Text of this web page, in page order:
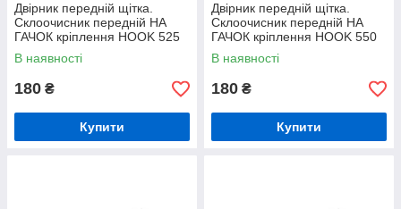
Двірник передній щітка.
Склоочисник передній НА
ГАЧОК кріплення HOOK 525
мм
В наявності
180 ₴
Купити
Двірник передній щітка.
Склоочисник передній НА
ГАЧОК кріплення HOOK 550
мм
В наявності
180 ₴
Купити